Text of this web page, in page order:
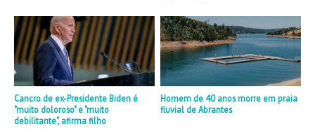
Cancro de ex-Presidente Biden é
"muito doloroso" e "muito
debilitante", afirma filho
Homem de 40 anos morre em praia
fluvial de Abrantes